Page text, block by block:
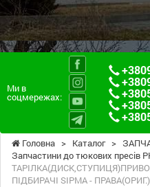
Ми в
соцмережах:
Головна > Каталог >
Запчастини до тюкових пресів
ПІДБИРАЧІ SIPMA -